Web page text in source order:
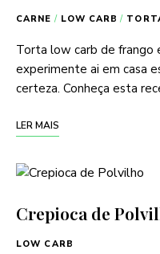
CARNE / LOW CARB /
Torta low carb de frango
experimente ai em casa
certeza. Conheça esta
LER MAIS
Crepioca de
LOW CARB